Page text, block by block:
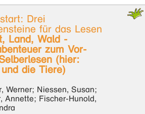
Drei
für das Lesen
Land, Wald -
zum Vor-
(hier:
die Tiere)
Werner; Niessen, Susan;
Annette; Fischer-Hunold,